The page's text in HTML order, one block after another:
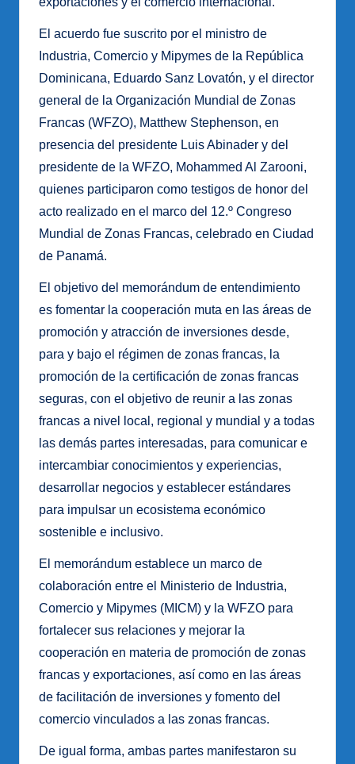
El acuerdo fue suscrito por el ministro de
Industria, Comercio y Mipymes de la República
Dominicana, Eduardo Sanz Lovatón, y el director
general de la Organización Mundial de Zonas
Francas (WFZO), Matthew Stephenson, en
presencia del presidente Luis Abinader y del
presidente de la WFZO, Mohammed Al Zarooni,
quienes participaron como testigos de honor del
acto realizado en el marco del 12.º Congreso
Mundial de Zonas Francas, celebrado en Ciudad
de Panamá.
El objetivo del memorándum de entendimiento
es fomentar la cooperación muta en las áreas de
promoción y atracción de inversiones desde,
para y bajo el régimen de zonas francas, la
promoción de la certificación de zonas francas
seguras, con el objetivo de reunir a las zonas
francas a nivel local, regional y mundial y a todas
las demás partes interesadas, para comunicar e
intercambiar conocimientos y experiencias,
desarrollar negocios y establecer estándares
para impulsar un ecosistema económico
sostenible e inclusivo.
El memorándum establece un marco de
colaboración entre el Ministerio de Industria,
Comercio y Mipymes (MICM) y la WFZO para
fortalecer sus relaciones y mejorar la
cooperación en materia de promoción de zonas
francas y exportaciones, así como en las áreas
de facilitación de inversiones y fomento del
comercio vinculados a las zonas francas.
De igual forma, ambas partes manifestaron su